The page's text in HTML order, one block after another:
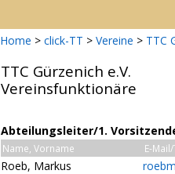
Home > click-TT > Vereine > TTC
TTC Gürzenich e.V.
Vereinsfunktionäre
Abteilungsleiter/1.
Name, Vorname E-
Roeb, Markus